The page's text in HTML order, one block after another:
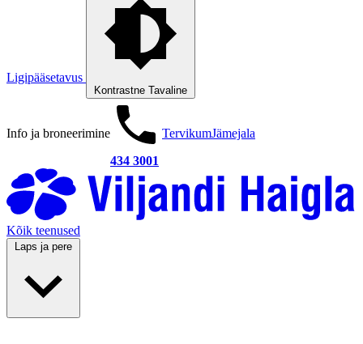
Ligipääsetavus
Kontrastne Tavaline
Info ja broneerimine
434 3001
TervikumJämejala
Kõik teenused
Laps ja pere